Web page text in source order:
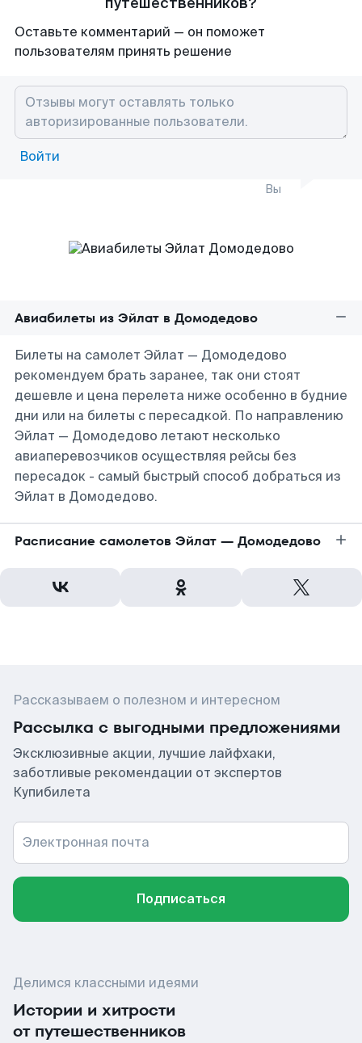
Оставьте комментарий — он поможет
пользователям принять решение
Войти
Вы
Авиабилеты из Эйлат в Домодедово
Билеты на самолет Эйлат — Домодедово
рекомендуем брать заранее, так они стоят
дешевле и цена перелета ниже особенно в будние
дни или на билеты с пересадкой. По направлению
Эйлат — Домодедово летают несколько
авиаперевозчиков осуществляя рейсы без
пересадок - самый быстрый способ добраться из
Эйлат в Домодедово.
Расписание самолетов Эйлат — Домодедово
Рассказываем о полезном и интересном
Рассылка с выгодными предложениями
Эксклюзивные акции, лучшие лайфхаки,
заботливые рекомендации от экспертов
Купибилета
Электронная почта
Подписаться
Делимся классными идеями
Истории и хитрости
от путешественников